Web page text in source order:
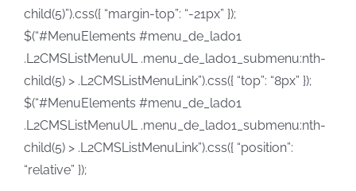
child(5)”).css({ “margin-top”: “-21px” });
$(“#MenuElements #menu_de_lado1
.L2CMSListMenuUL .menu_de_lado1_submenu:nth-
child(5) > .L2CMSListMenuLink”).css({ “top”: “8px” });
$(“#MenuElements #menu_de_lado1
.L2CMSListMenuUL .menu_de_lado1_submenu:nth-
child(5) > .L2CMSListMenuLink”).css({ “position”:
“relative” });